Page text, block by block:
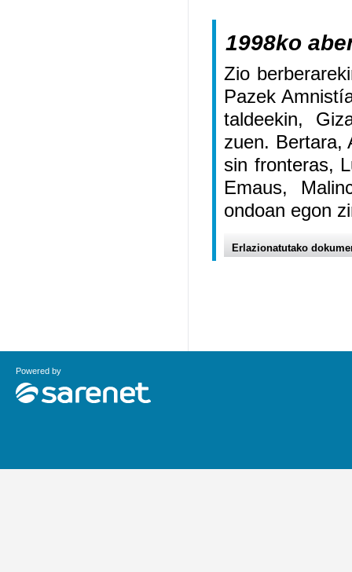
1998ko
Zio
Pazek
taldeekin,
zuen. Bertara,
sin fronteras,
Emaus,
ondoan egon
Erlazionatutako
Powered by